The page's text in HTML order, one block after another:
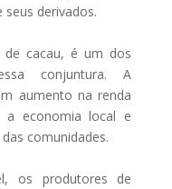
derivados.
de cacau, é um dos
conjuntura. A
aumento na renda
a economia local e
comunidades.
os produtores de